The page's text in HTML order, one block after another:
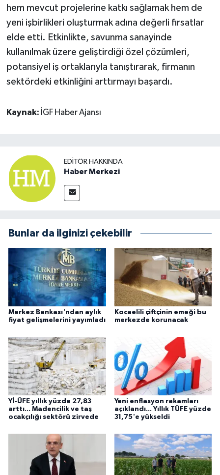
hem mevcut projelerine katkı sağlamak hem de
yeni işbirlikleri oluşturmak adına değerli fırsatlar
elde etti. Etkinlikte, savunma sanayinde
kullanılmak üzere geliştirdiği özel çözümleri,
potansiyel iş ortaklarıyla tanıştırarak, firmanın
sektördeki etkinliğini arttırmayı başardı.
Kaynak: İGF Haber Ajansı
EDITÖR HAKKINDA
Haber Merkezi
Bunlar da ilginizi çekebilir
Merkez Bankası'ndan aylık
fiyat gelişmelerini yayımladı
Kocaelili çiftçinin emeği bu
merkezde korunacak
Yİ-ÜFE yıllık yüzde 27,83
arttı... Madencilik ve taş
ocakçılığı sektörü zirvede
Yeni enflasyon rakamları
açıklandı... Yıllık TÜFE yüzde
31,75'e yükseldi